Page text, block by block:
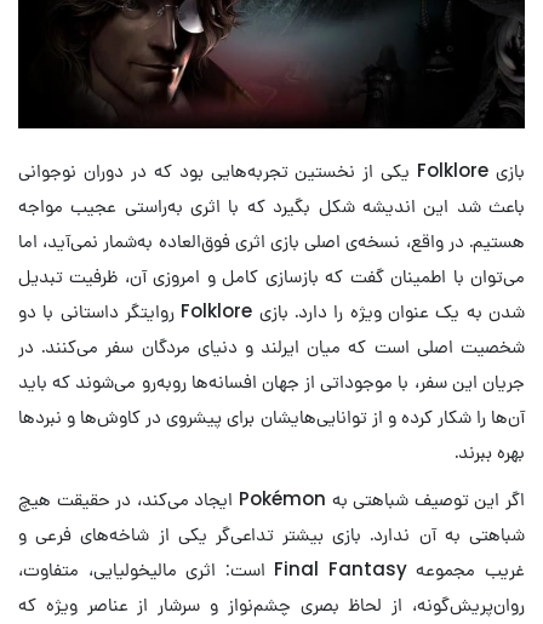
بازی Folklore یکی از نخستین تجربه‌هایی بود که در دوران نوجوانی
باعث شد این اندیشه شکل بگیرد که با اثری به‌راستی عجیب مواجه
هستیم. در واقع، نسخه‌ی اصلی بازی اثری فوق‌العاده به‌شمار نمی‌آید، اما
می‌توان با اطمینان گفت که بازسازی کامل و امروزی آن، ظرفیت تبدیل
شدن به یک عنوان ویژه را دارد. بازی Folklore روایتگر داستانی با دو
شخصیت اصلی است که میان ایرلند و دنیای مردگان سفر می‌کنند. در
جریان این سفر، با موجوداتی از جهان افسانه‌ها روبه‌رو می‌شوند که باید
آن‌ها را شکار کرده و از توانایی‌هایشان برای پیشروی در کاوش‌ها و نبردها
بهره ببرند.
اگر این توصیف شباهتی به Pokémon ایجاد می‌کند، در حقیقت هیچ
شباهتی به آن ندارد. بازی بیشتر تداعی‌گر یکی از شاخه‌های فرعی و
غریب مجموعه Final Fantasy است: اثری مالیخولیایی، متفاوت،
روان‌پریش‌گونه، از لحاظ بصری چشم‌نواز و سرشار از عناصر ویژه که